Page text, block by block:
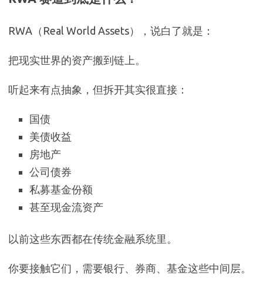
RWA（Real World Assets），说白了就是：
把现实世界的资产搬到链上。
听起来有点抽象，但拆开其实很直接：
国债
美债收益
房地产
公司债券
私募基金份额
甚至现金流资产
以前这些东西都在传统金融系统里。
你要接触它们，需要银行、券商、基金这些中间层。